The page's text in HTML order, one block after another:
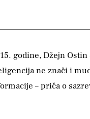
godine, Džejn
ne znači i
– priča o